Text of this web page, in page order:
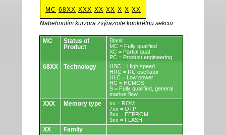
MC 68XX XXX XX XX X X XX
Nabehnutím kurzora zvýraznite konkrétnu sekciu
Obvody.
MC
Status of
Product
Blank
MC = Fully qualified
XC = Partial qual
PC = Product engineering
68XX Technology
HSC = High speed
HRC = RC oscillator
HLC = Low power
HC = HCMOS
S = Fully qualified, general
market flow
XXX Memory type
xx = ROM
7xx = OTP
8xx = EEPROM
9xx = FLASH
XX
Family